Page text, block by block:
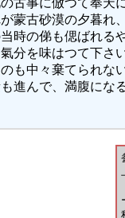
古事に倣つて奉天
蒙古砂漠の夕暮れ
時の俤も偲ばれる
分を味はつて下さ
も中々棄てられな
進んで、満腹にな